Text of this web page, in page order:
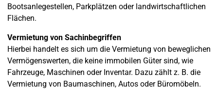
Bootsanlegestellen, Parkplätzen oder landwirtschaftlichen
Flächen.
Vermietung von Sachinbegriffen
Hierbei handelt es sich um die Vermietung von beweglichen
Vermögenswerten, die keine immobilen Güter sind, wie
Fahrzeuge, Maschinen oder Inventar. Dazu zählt z. B. die
Vermietung von Baumaschinen, Autos oder Büromöbeln.